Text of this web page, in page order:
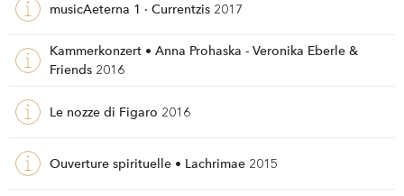
musicAeterna 1 · Currentzis 2017
Kammerkonzert • Anna Prohaska - Veronika Eberle &
Friends 2016
Le nozze di Figaro 2016
Ouverture spirituelle • Lachrimae 2015